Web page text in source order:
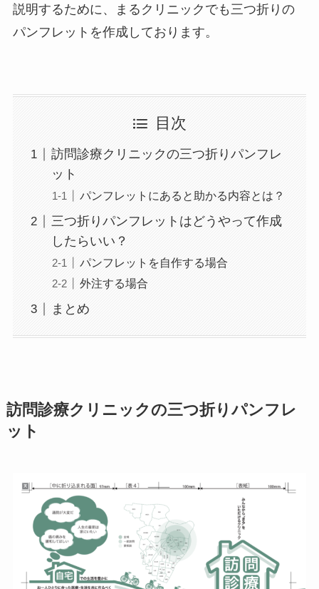
説明するために、まるクリニックでも三つ折りの
パンフレットを作成しております。
目次
訪問診療クリニックの三つ折りパンフレ
ット
パンフレットにあると助かる内容とは？
三つ折りパンフレットはどうやって作成
したらいい？
パンフレットを自作する場合
外注する場合
まとめ
訪問診療クリニックの三つ折りパンフレ
ット